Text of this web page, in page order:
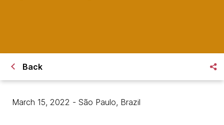
Back
March 15, 2022 - São Paulo, Brazil